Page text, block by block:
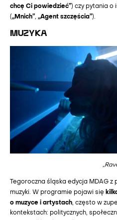
chcę Ci powiedzieć”) czy pytania o
(„Mnich”, „Agent szczęścia”).
MUZYKA
Tegoroczna śląska edycja MDAG
muzyki. W programie pojawi się
o muzyce i artystach, często w
kontekstach: politycznych,